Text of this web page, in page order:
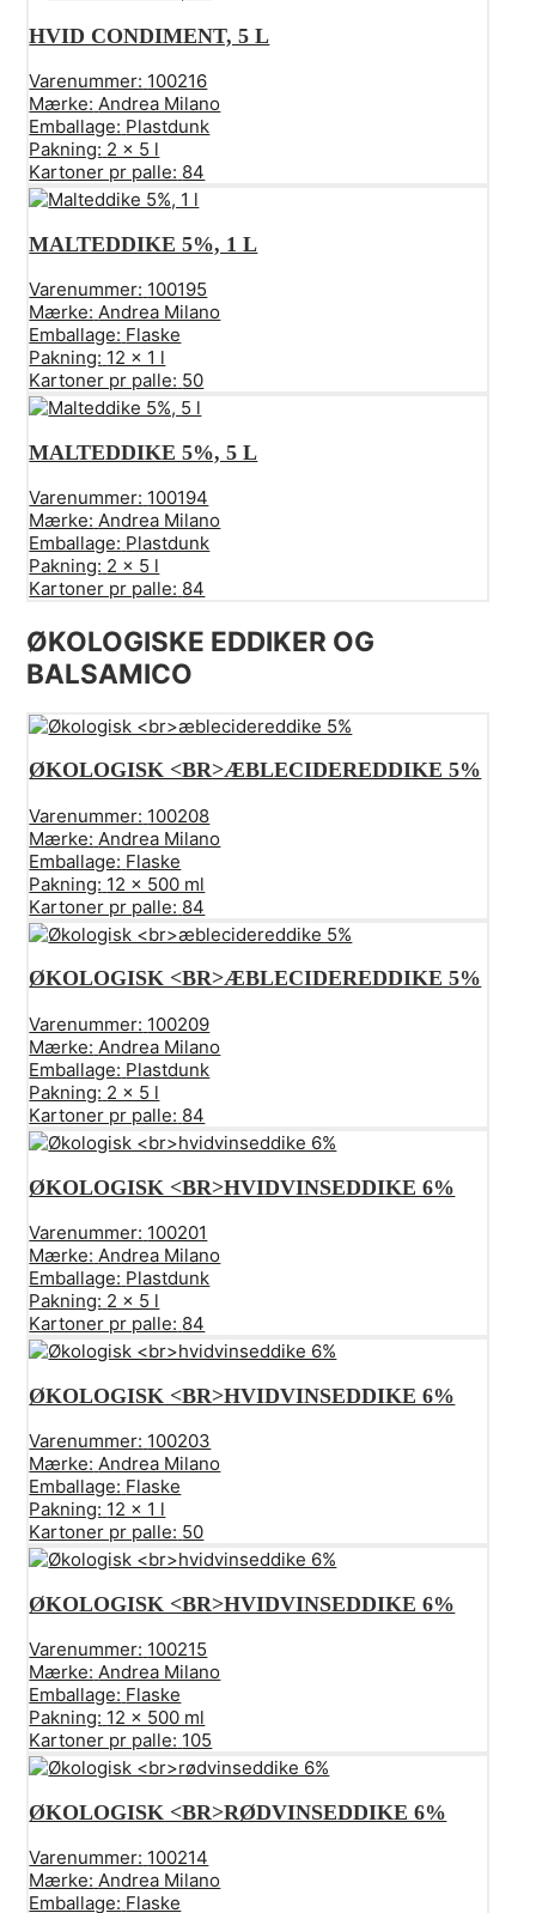
HVID CONDIMENT, 5 L
Varenummer: 100216
Mærke: Andrea Milano
Emballage: Plastdunk
Pakning: 2 x 5 l
Kartoner pr palle: 84
MALTEDDIKE 5%, 1 L
Varenummer: 100195
Mærke: Andrea Milano
Emballage: Flaske
Pakning: 12 x 1 l
Kartoner pr palle: 50
MALTEDDIKE 5%, 5 L
Varenummer: 100194
Mærke: Andrea Milano
Emballage: Plastdunk
Pakning: 2 x 5 l
Kartoner pr palle: 84
ØKOLOGISKE EDDIKER OG
BALSAMICO
ØKOLOGISK <BR>ÆBLECIDEREDDIKE 5%
Varenummer: 100208
Mærke: Andrea Milano
Emballage: Flaske
Pakning: 12 x 500 ml
Kartoner pr palle: 84
ØKOLOGISK <BR>ÆBLECIDEREDDIKE 5%
Varenummer: 100209
Mærke: Andrea Milano
Emballage: Plastdunk
Pakning: 2 x 5 l
Kartoner pr palle: 84
ØKOLOGISK <BR>HVIDVINSEDDIKE 6%
Varenummer: 100201
Mærke: Andrea Milano
Emballage: Plastdunk
Pakning: 2 x 5 l
Kartoner pr palle: 84
ØKOLOGISK <BR>HVIDVINSEDDIKE 6%
Varenummer: 100203
Mærke: Andrea Milano
Emballage: Flaske
Pakning: 12 x 1 l
Kartoner pr palle: 50
ØKOLOGISK <BR>HVIDVINSEDDIKE 6%
Varenummer: 100215
Mærke: Andrea Milano
Emballage: Flaske
Pakning: 12 x 500 ml
Kartoner pr palle: 105
ØKOLOGISK <BR>RØDVINSEDDIKE 6%
Varenummer: 100214
Mærke: Andrea Milano
Emballage: Flaske